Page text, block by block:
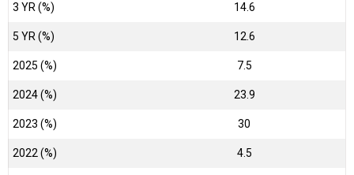
3 YR (%) 14.6
5 YR (%) 12.6
2025 (%) 7.5
2024 (%) 23.9
2023 (%) 30
2022 (%) 4.5